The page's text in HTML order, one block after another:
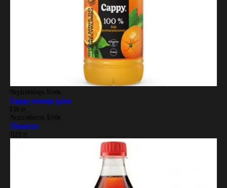
Magdzińskiego, Drinks
Cappy orange juice
9,50 zł
Magdzińskiego, Drinks
Chinotto
11,00 zł